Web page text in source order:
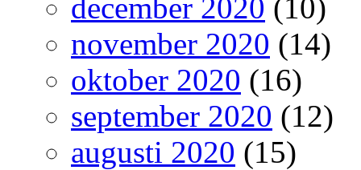
december 2020 (10)
november 2020 (14)
oktober 2020 (16)
september 2020 (12)
augusti 2020 (15)